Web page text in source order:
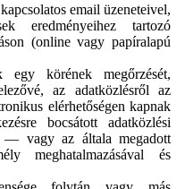
email üzeneteivel,
eredményeihez tartozó
(online vagy papíralapú
egy körének megőrzését,
az adatközlésről az
elérhetőségen kapnak
bocsátott adatközlési
— vagy az általa megadott
meghatalmazásával és